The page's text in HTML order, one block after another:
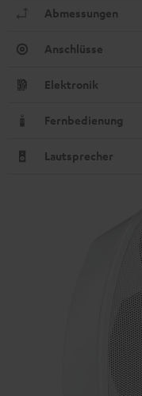
Abmessungen
Anschlüsse
Elektronik
Fernbedienung
Lautsprecher